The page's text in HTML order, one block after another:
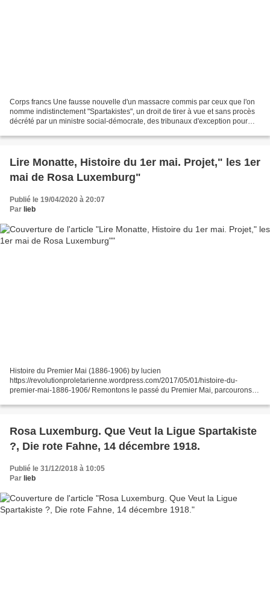
Corps francs Une fausse nouvelle d'un massacre commis par ceux que l'on
nomme indistinctement "Spartakistes", un droit de tirer à vue et sans procès
décrété par un ministre social-démocrate, des tribunaux d'exception pour
Lire Monatte, Histoire du 1er mai. Projet," les 1er
mai de Rosa Luxemburg"
Publié le 19/04/2020 à 20:07
Par lieb
Histoire du Premier Mai (1886-1906) by lucien
https://revolutionproletarienne.wordpress.com/2017/05/01/histoire-du-
premier-mai-1886-1906/ Remontons le passé du Premier Mai, parcourons le
Rosa Luxemburg. Que Veut la Ligue Spartakiste
?, Die rote Fahne, 14 décembre 1918.
Publié le 31/12/2018 à 10:05
Par lieb